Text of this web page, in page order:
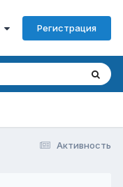
Регистрация
Активность